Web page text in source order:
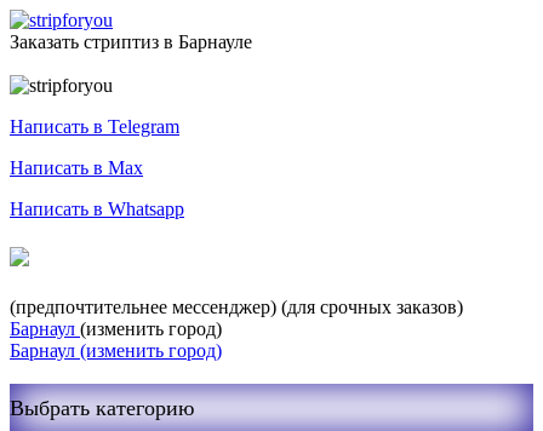
Заказать стриптиз в Барнауле
Написать в Telegram
Написать в Max
Написать в Whatsapp
(предпочтительнее мессенджер) (для срочных заказов)
Барнаул (изменить город)
Барнаул (изменить город)
Выбрать категорию